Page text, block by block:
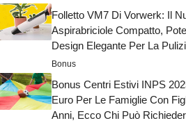
Folletto VM7 Di Vorwerk: Il
Aspirabriciole Compatto,
Design Elegante Per La
Bonus
Bonus Centri Estivi INPS
Euro Per Le Famiglie Con
Anni, Ecco Chi Può